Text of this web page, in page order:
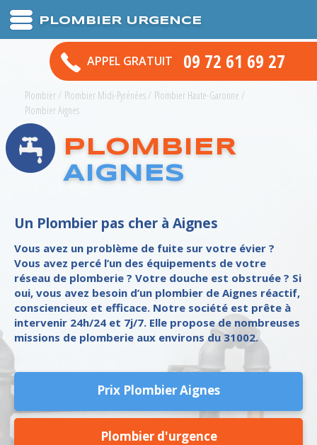
PLOMBIER URGENCE
APPEL GRATUIT 09 72 61 69 27
Plombier/ Plombier Midi-Pyrénées/ Plombier Haute-Garonne /
Plombier Aignes
PLOMBIER
AIGNES
Un Plombier pas cher à Aignes
Vous avez un problème de fuite sur votre évier ?
Vous avez percé l’un des équipements de votre
réseau de plomberie ? Votre douche est obstruée ? Si
oui, vous avez besoin d’un plombier de Aignes réactif,
consciencieux et efficace. Notre société est prête à
intervenir 24h/24 et 7j/7. Elle propose de nombreuses
missions de plomberie aux environs du 31002.
Prix Plombier Aignes
Plombier d'urgence